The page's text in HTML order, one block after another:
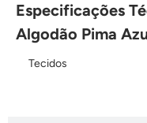
Especificações
Algodão Pima
Tecidos